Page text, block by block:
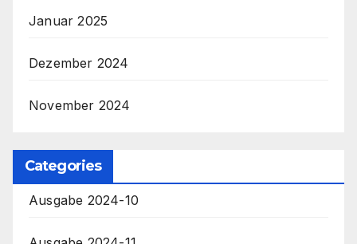
Januar 2025
Dezember 2024
November 2024
Categories
Ausgabe 2024-10